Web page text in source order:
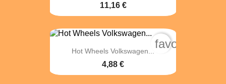
11,16 €
Hot Wheels Volkswagen...
4,88 €